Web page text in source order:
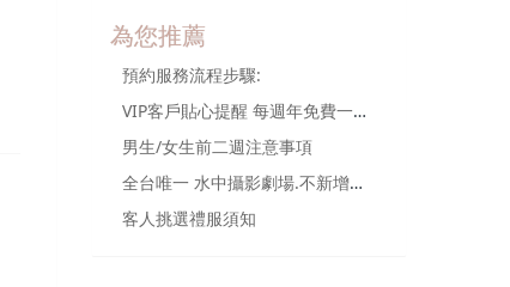
為您推薦
預約服務流程步驟:
VIP客戶貼心提醒 每週年免費一組.請提早預約拍攝時間喔
男生/女生前二週注意事項
全台唯一 水中攝影劇場.不新增氯不新增漂白水RO透過逆滲透水
客人挑選禮服須知